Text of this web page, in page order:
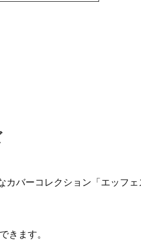
カバーコレクション「エッフェ
きます。